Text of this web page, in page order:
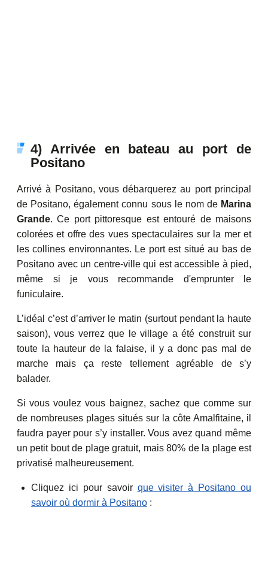
4) Arrivée en bateau au port de
Positano
Arrivé à Positano, vous débarquerez au port principal
de Positano, également connu sous le nom de Marina
Grande. Ce port pittoresque est entouré de maisons
colorées et offre des vues spectaculaires sur la mer et
les collines environnantes. Le port est situé au bas de
Positano avec un centre-ville qui est accessible à pied,
même si je vous recommande d'emprunter le
funiculaire.
L’idéal c’est d’arriver le matin (surtout pendant la haute
saison), vous verrez que le village a été construit sur
toute la hauteur de la falaise, il y a donc pas mal de
marche mais ça reste tellement agréable de s’y
balader.
Si vous voulez vous baignez, sachez que comme sur
de nombreuses plages situés sur la côte Amalfitaine, il
faudra payer pour s’y installer. Vous avez quand même
un petit bout de plage gratuit, mais 80% de la plage est
privatisé malheureusement.
Cliquez ici pour savoir que visiter à Positano ou
savoir où dormir à Positano :